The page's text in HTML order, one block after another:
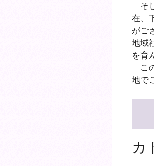
そ
在、
がご
地域
を育
こ
地で
カ